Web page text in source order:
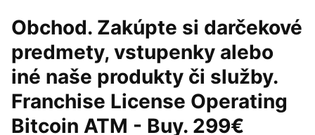
Obchod. Zakúpte si darčekové
predmety, vstupenky alebo
iné naše produkty či služby.
Franchise License Operating
Bitcoin ATM - Buy. 299€